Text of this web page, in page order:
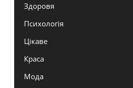
Здоровя
Психологія
Цікаве
Краса
Мода